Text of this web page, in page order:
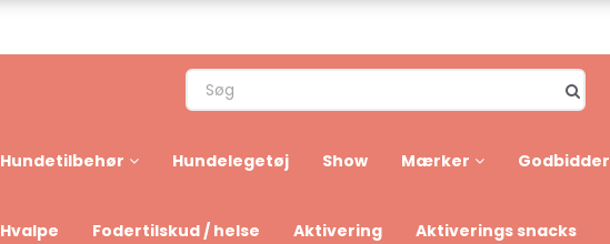
Hundetilbehør Hundelegetøj Show Mærker Godbidder
Hvalpe Fodertilskud / helse Aktivering Aktiverings snacks